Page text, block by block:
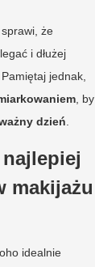
że
i dłużej
jednak,
, by
dzień
makijażu
idealnie